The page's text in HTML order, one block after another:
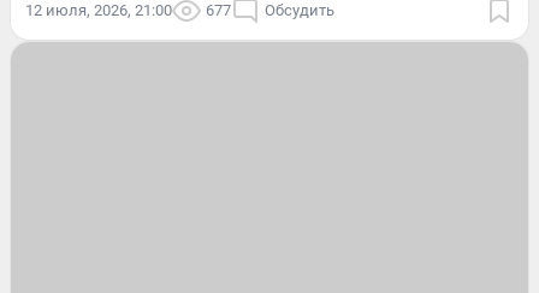
12 июля, 2026, 21:00 677 Обсудить